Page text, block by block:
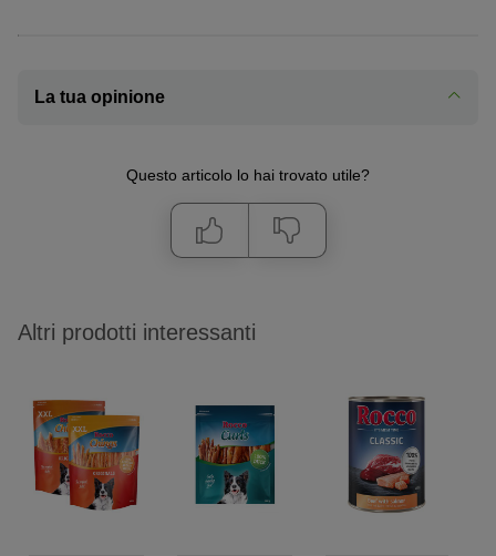
La tua opinione
Questo articolo lo hai trovato utile?
Altri prodotti interessanti